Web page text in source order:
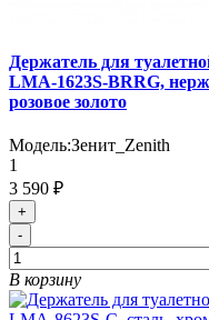
Держатель для
LMA-1623S-BRRG,
розовое золото
Модель:Зенит_Zenith
1
3 590 ₽
+
-
В корзину